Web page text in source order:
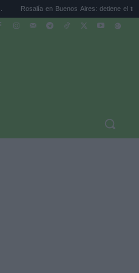
Buenos Aires: detiene el tráfico y se s...